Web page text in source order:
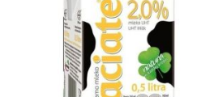
ŻYCZEŃ